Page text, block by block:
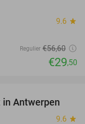
9.6 star
Regulier €56,60
€29,50
33%
Antwerpen
9.6 star